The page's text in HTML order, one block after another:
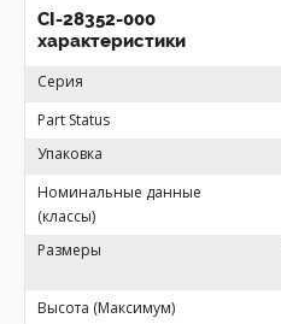
CI-28352-000
характеристики
Серия
Part Status
Упаковка
Номинальные данные
(классы)
Размеры
Высота (Максимум)